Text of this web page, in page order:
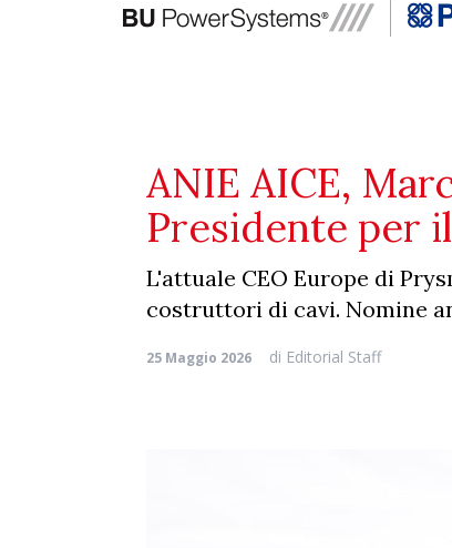
ANIE AICE,
Presidente per
L'attuale CEO Europe di
costruttori di cavi. Nomine
25 Maggio 2026 di Editorial Staff